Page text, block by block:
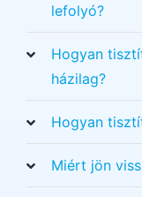
lefolyó?
Hogyan
házilag?
Hogyan
Miért jön